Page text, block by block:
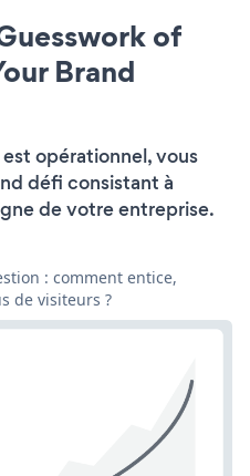
of
Brand
opérationnel, vous
défi consistant à
de votre entreprise.
: comment entice,
de visiteurs ?